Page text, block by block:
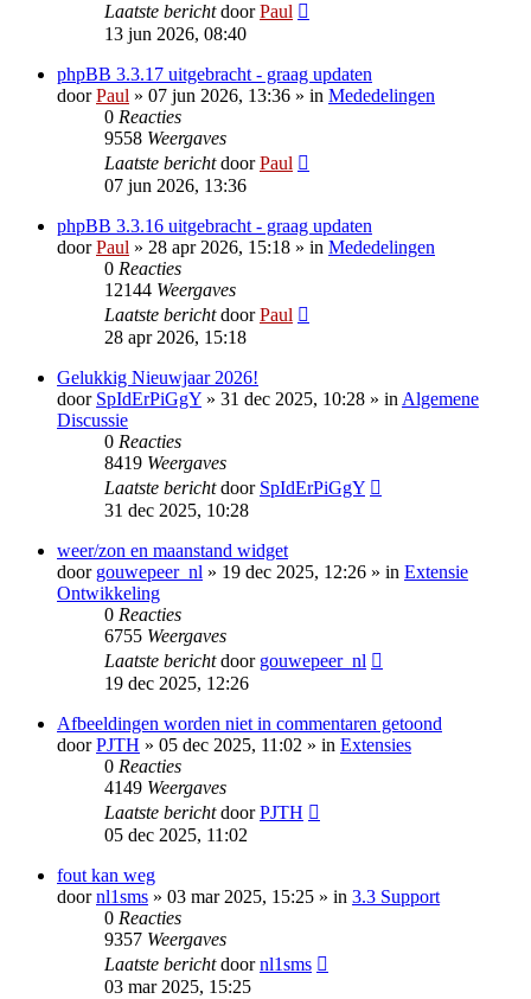
Laatste berichtdoorPaul
13 jun 2026, 08:40
phpBB 3.3.17 uitgebracht - graag updaten
doorPaul » 07 jun 2026, 13:36 » in Mededelingen
0 Reacties
9558 Weergaves
Laatste berichtdoorPaul
07 jun 2026, 13:36
phpBB 3.3.16 uitgebracht - graag updaten
doorPaul » 28 apr 2026, 15:18 » in Mededelingen
0 Reacties
12144 Weergaves
Laatste berichtdoorPaul
28 apr 2026, 15:18
Gelukkig Nieuwjaar 2026!
door SpIdErPiGgY » 31 dec 2025, 10:28 » inAlgemene
Discussie
0 Reacties
8419 Weergaves
Laatste berichtdoor SpIdErPiGgY
31 dec 2025, 10:28
weer/zon en maanstand widget
door gouwepeer_nl » 19 dec 2025, 12:26 » in Extensie
Ontwikkeling
0 Reacties
6755 Weergaves
Laatste berichtdoor gouwepeer_nl
19 dec 2025, 12:26
Afbeeldingen worden niet in commentaren getoond
doorPJTH » 05 dec 2025, 11:02 » in Extensies
0 Reacties
4149 Weergaves
Laatste berichtdoorPJTH
05 dec 2025, 11:02
fout kan weg
doornl1sms » 03 mar 2025, 15:25 » in 3.3 Support
0 Reacties
9357 Weergaves
Laatste berichtdoornl1sms
03 mar 2025, 15:25